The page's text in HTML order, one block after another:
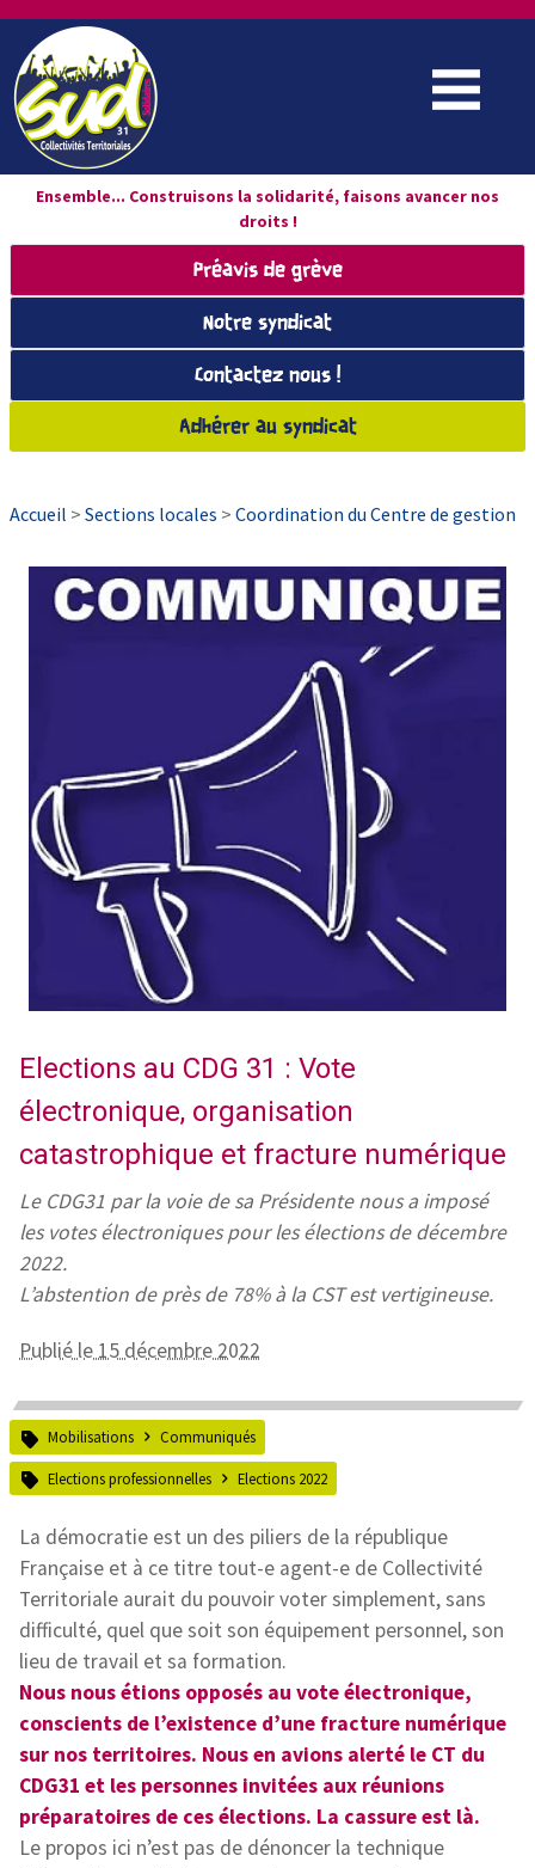
Ensemble... Construisons la solidarité, faisons avancer nos
droits !
Préavis de grève
Notre syndicat
Contactez nous !
Adhérer au syndicat
Accueil > Sections locales > Coordination du Centre de gestion
Elections au CDG 31 : Vote
électronique, organisation
catastrophique et fracture numérique
Le CDG31 par la voie de sa Présidente nous a imposé
les votes électroniques pour les élections de décembre
2022.
L’abstention de près de 78% à la CST est vertigineuse.
Publié le 15 décembre 2022
Mobilisations Communiqués
Elections professionnelles Elections 2022
La démocratie est un des piliers de la république
Française et à ce titre tout-e agent-e de Collectivité
Territoriale aurait du pouvoir voter simplement, sans
difficulté, quel que soit son équipement personnel, son
lieu de travail et sa formation.
Nous nous étions opposés au vote électronique,
conscients de l’existence d’une fracture numérique
sur nos territoires. Nous en avions alerté le CT du
CDG31 et les personnes invitées aux réunions
préparatoires de ces élections. La cassure est là.
Le propos ici n’est pas de dénoncer la technique